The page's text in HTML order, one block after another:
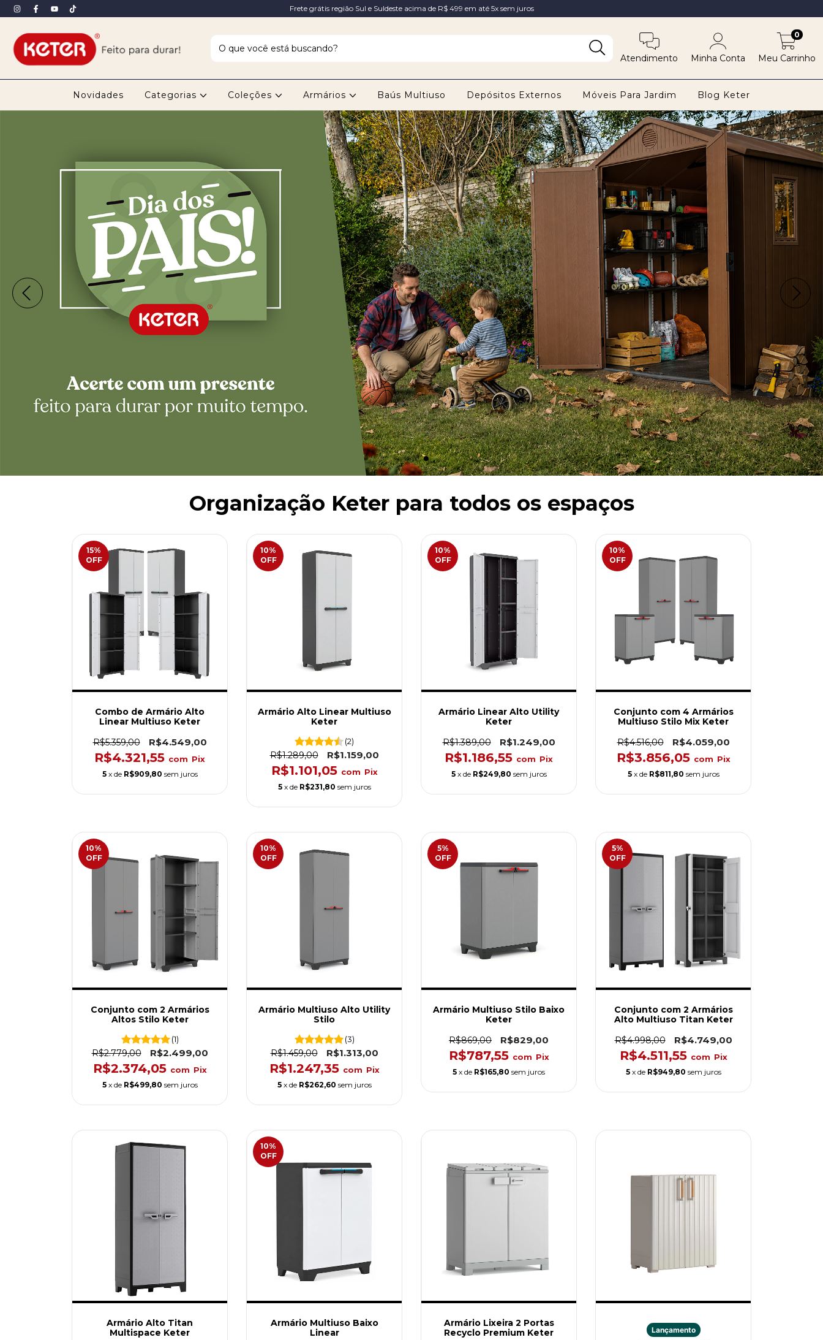
Frete grátis região Sul e Suldeste acima de R$ 499 em até 5x sem juros
Atendimento Minha Conta Meu Carrinho
0
Novidades Categorias Coleções Armários Baús Multiuso Depósitos Externos Móveis Para Jardim Blog Keter
Organização Keter para todos os espaços
15%
OFF
Combo de Armário Alto
Linear Multiuso Keter
R$5.359,00
R$4.549,00
R$4.321,55 com Pix
5 x de R$909,80 sem juros
10%
OFF
Armário Alto Linear Multiuso
Keter
(2)
R$1.289,00 R$1.159,00
R$1.101,05 com Pix
5 x de R$231,80 sem juros
10%
OFF
Armário Linear Alto Utility
Keter
R$1.389,00
R$1.249,00
R$1.186,55 com Pix
5 x de R$249,80 sem juros
10%
OFF
Conjunto com 4 Armários
Multiuso Stilo Mix Keter
R$4.516,00
R$4.059,00
R$3.856,05 com Pix
5 x de R$811,80 sem juros
10%
OFF
Conjunto com 2 Armários
Altos Stilo Keter
(1)
R$2.779,00 R$2.499,00
R$2.374,05 com Pix
5 x de R$499,80 sem juros
10%
OFF
Armário Multiuso Alto Utility
Stilo
(3)
R$1.459,00 R$1.313,00
R$1.247,35 com Pix
5 x de R$262,60 sem juros
5%
OFF
Armário Multiuso Stilo Baixo
Keter
R$869,00
R$829,00
R$787,55 com Pix
5 x de R$165,80 sem juros
5%
OFF
Conjunto com 2 Armários
Alto Multiuso Titan Keter
R$4.998,00
R$4.749,00
R$4.511,55 com Pix
5 x de R$949,80 sem juros
Armário Alto Titan
Multispace Keter
10%
OFF
Armário Multiuso Baixo
Linear
Armário Lixeira 2 Portas
Recyclo Premium Keter
Lançamento